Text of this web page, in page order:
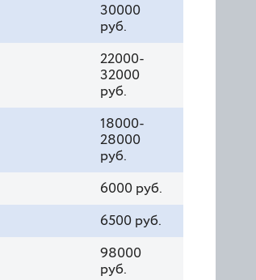
30000
руб.
22000-
32000
руб.
18000-
28000
руб.
6000 руб.
6500 руб.
98000
руб.